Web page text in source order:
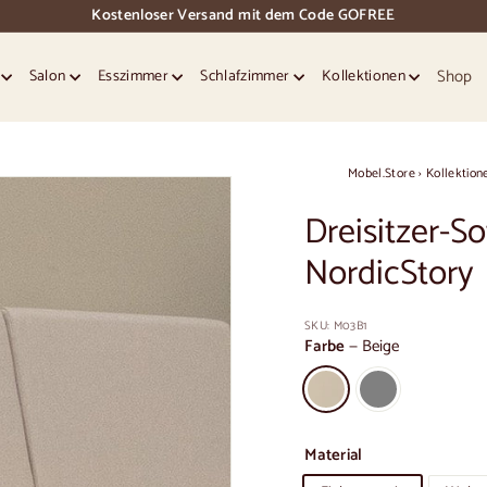
Dias
Kostenloser Versand mit dem Code GOFREE
Salon Esszimmer Schlafzimmer Kollektionen Shop
Mobel.Store›
Dreisitzer-
NordicStory
SKU: M03B1
Farbe— Beige
Material